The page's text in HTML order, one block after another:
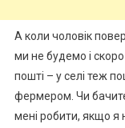
А коли чоловік
ми не будемо і
пошті – у селі теж
фермером. Чи
мені робити, якщо я